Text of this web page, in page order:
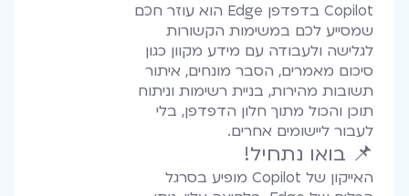
Copilot בדפדפן Edge הוא עוזר חכם
שמסייע לכם במשימות הקשורות
לגלישה ולעבודה עם מידע מקוון כגון
סיכום מאמרים, הסבר מונחים, איתור
תשובות מהירות, בניית רשימות וניתוח
תוכן והכול מתוך חלון הדפדפן, בלי
לעבור ליישומים אחרים.
📌 בואו נתחיל!
האייקון של Copilot מופיע בסרגל